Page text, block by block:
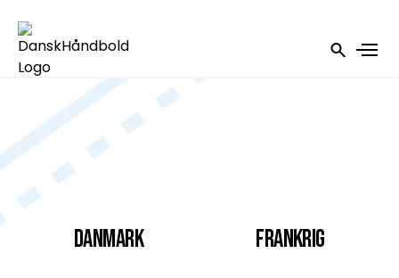
DANMARK Frankrig